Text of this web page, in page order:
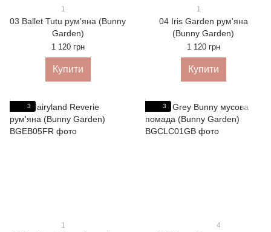
1
03 Ballet Tutu рум'яна (Bunny
Garden)
1 120 грн
Купити
1
04 Iris Garden рум'яна
(Bunny Garden)
1 120 грн
Купити
3
1
3
4